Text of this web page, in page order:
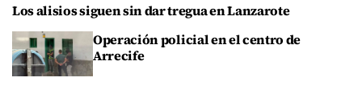
Los alisios siguen sin dar tregua en Lanzarote
Operación policial en el centro de
Arrecife